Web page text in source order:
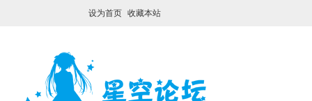
设为首页 收藏本站